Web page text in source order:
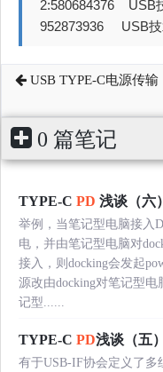
2:580684376 USB
952873936 USB技
USB TYPE-C电源传
0 篇笔记
TYPE-C PD 浅谈（六）
举例，当笔记型电脑接入
电，并由笔记型电脑对
接入，则docking会发起
源改由docking对笔记型
记型......
TYPE-C PD浅谈（五）
有于USB-IF协会定义了多